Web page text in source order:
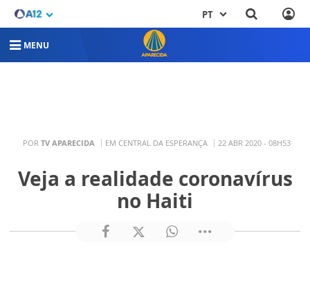
PT
MENU
POR TV APARECIDA EM CENTRAL DA ESPERANÇA 22 ABR 2020 - 08H53
Veja a realidade coronavírus
no Haiti